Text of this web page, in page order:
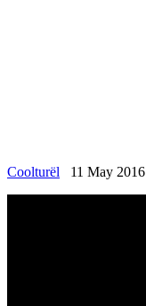
Coolturël 11 May 2016